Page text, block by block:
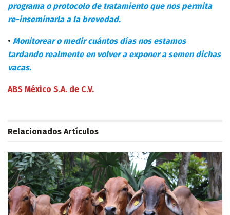
programa o protocolo de tratamiento que nos permita
re-inseminarla a la brevedad.
• Monitorear o medir cuántos días nos estamos
tardando realmente en volver a exponer a semen dichas
vacas.
ABS México S.A. de C.V.
Relacionados Artículos